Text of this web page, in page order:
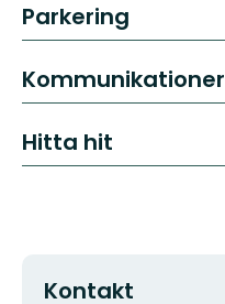
Parkering
Kommunikationer
Hitta hit
Kontakt